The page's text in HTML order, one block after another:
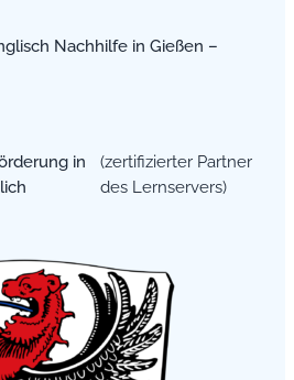
Nachhilfe in Gießen –
in
(zertifizierter Partner
des Lernservers)